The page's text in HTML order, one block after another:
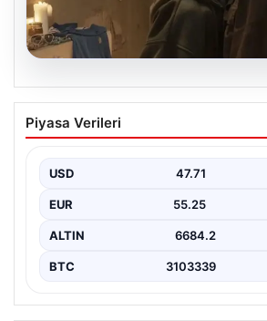
06.08.2026
Sinemalarda bu hafta: 6 film
sinemaseverlerle buluşacak
Piyasa Verileri
USD 47.71
EUR 55.25
ALTIN 6684.2
BTC 3103339